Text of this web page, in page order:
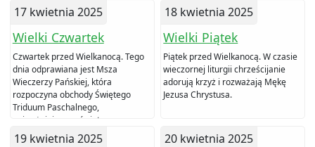
17 kwietnia 2025
Wielki Czwartek
Czwartek przed Wielkanocą. Tego
dnia odprawiana jest Msza
Wieczerzy Pańskiej, która
rozpoczyna obchody Świętego
Triduum Paschalnego,
najważniejszego święta
chrześcijan.
18 kwietnia 2025
Wielki Piątek
Piątek przed Wielkanocą. W czasie
wieczornej liturgii chrześcijanie
adorują krzyż i rozważają Mękę
Jezusa Chrystusa.
19 kwietnia 2025 20 kwietnia 2025